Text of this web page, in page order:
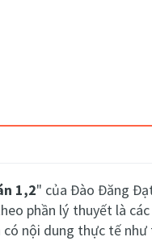
1,2" của Đào Đăng
phần lý thuyết là c
nội dung thực tế